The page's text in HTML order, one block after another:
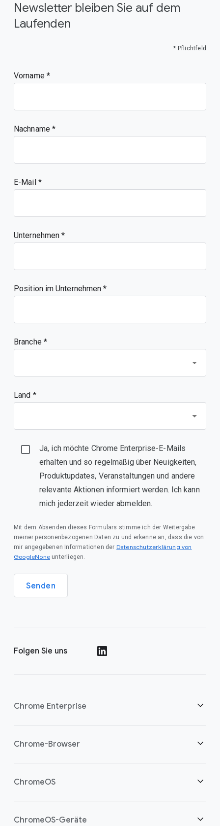
Newsletter bleiben Sie auf dem
Laufenden
* Pflichtfeld
Vorname
Nachname
E-Mail
Unternehmen
Position im Unternehmen
Branche *
Land *
Ja, ich möchte Chrome Enterprise-E-Mails
erhalten und so regelmäßig über Neuigkeiten,
Produktupdates, Veranstaltungen und andere
relevante Aktionen informiert werden. Ich kann
mich jederzeit wieder abmelden.
Mit dem Absenden dieses Formulars stimme ich der Weitergabe
meiner personenbezogenen Daten zu und erkenne an, dass die von
mir angegebenen Informationen der Datenschutzerklärung von
GoogleNone unterliegen.
Senden
Folgen Sie uns
Chrome Enterprise
Sicherheit
Chrome-Browser
Übersicht
ChromeOS
Übersicht
ChromeOS-Geräte